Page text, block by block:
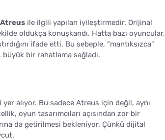
Atreus ile ilgili yapılan iyileştirmedir. Orijinal
oldukça konuşkandı. Hatta bazı oyuncular,
ifade etti. Bu sebeple, “mantıksızca"
bir rahatlama sağladı.
alıyor. Bu sadece Atreus için değil, aynı
oyun tasarımcıları açısından zor bir
da getirilmesi bekleniyor. Çünkü dijital